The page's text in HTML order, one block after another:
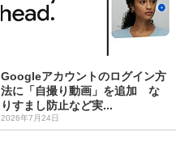
Googleアカウントのログイン方
法に「自撮り動画」を追加 な
りすまし防止など実...
2026年7月24日